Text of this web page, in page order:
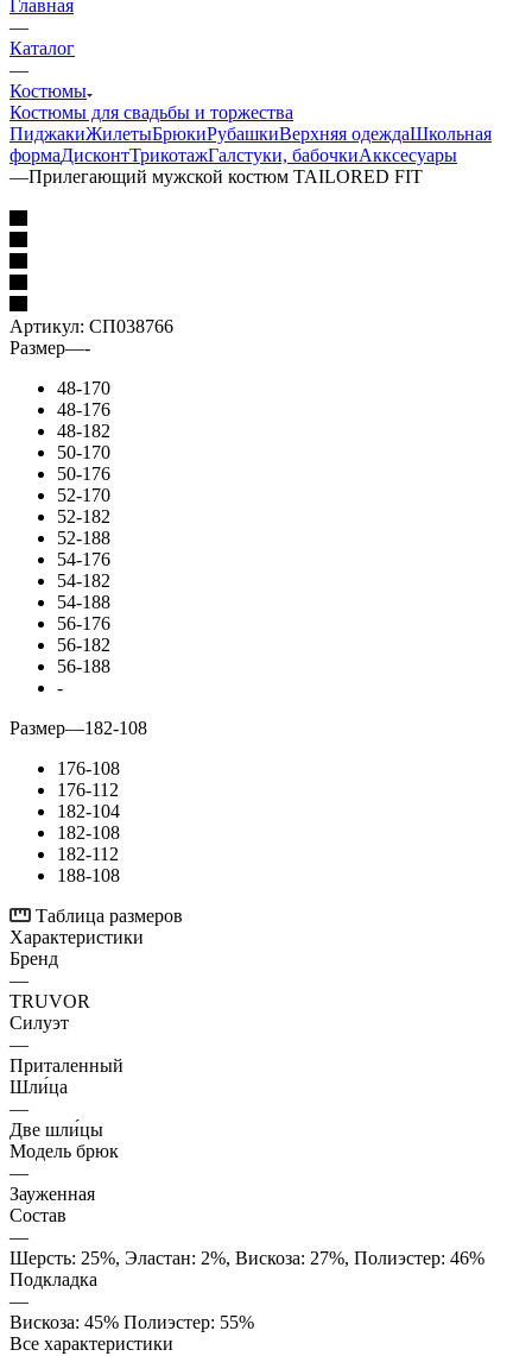
Главная
—
Каталог
—
Костюмы
Костюмы для свадьбы и торжества
ПиджакиЖилетыБрюкиРубашкиВерхняя одеждаШкольная
формаДисконтТрикотажГалстуки, бабочкиАкксесуары
—Прилегающий мужской костюм TAILORED FIT
Артикул: СП038766
Размер—-
48-170
48-176
48-182
50-170
50-176
52-170
52-182
52-188
54-176
54-182
54-188
56-176
56-182
56-188
-
Размер—182-108
176-108
176-112
182-104
182-108
182-112
188-108
Таблица размеров
Характеристики
Бренд
—
TRUVOR
Силуэт
—
Приталенный
Шли́ца
—
Две шли́цы
Модель брюк
—
Зауженная
Состав
—
Шерсть: 25%, Эластан: 2%, Вискоза: 27%, Полиэстер: 46%
Подкладка
—
Вискоза: 45% Полиэстер: 55%
Все характеристики